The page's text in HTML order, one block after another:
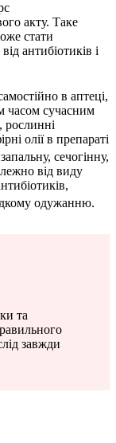
акту. Таке
стати
антибіотиків і
в аптеці,
часом сучасним
рослинні
олії в препараті
сечогінну,
від виду
одужанню.
та
завжди